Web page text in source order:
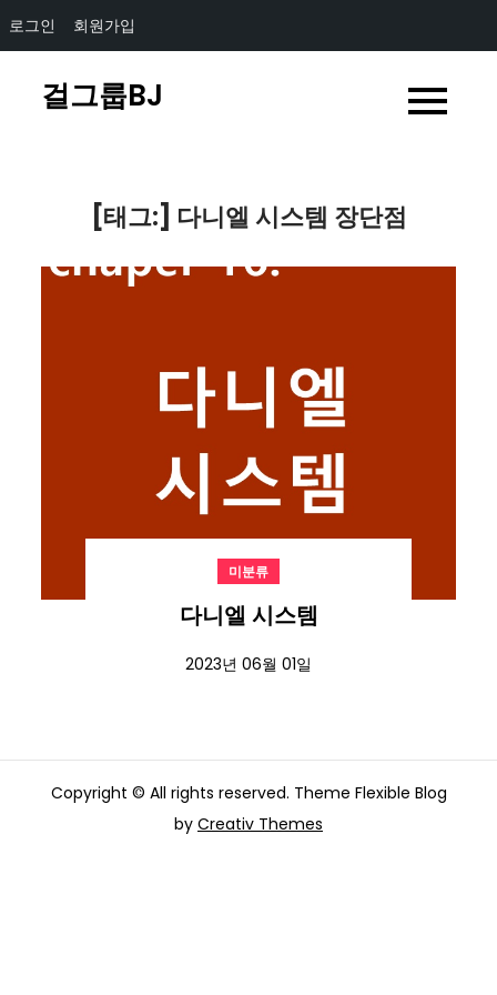
로그인 회원가입
걸그룹BJ
[태그:] 다니엘 시스템 장단점
미분류
다니엘 시스템
2023년 06월 01일
Copyright © All rights reserved. Theme Flexible Blog
by Creativ Themes